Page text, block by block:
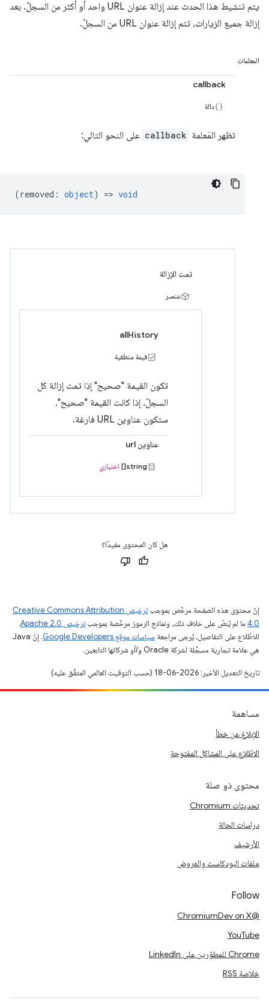
يتم تنشيط هذا الحدث عند إزالة عنوان URL واحد أو أكثر من السجلّ. بعد
إزالة جميع الزيارات، تتم إزالة عنوان URL من السجلّ.
المعلمات
callback
دالة
تظهر المَعلمة callback على النحو التالي:
(removed : object) => void
تمت الإزالة
عنصر
allHistory
قيمة منطقية
تكون القيمة "صحيح" إذا تمت إزالة كل
السجلّ. إذا كانت القيمة "صحيح"،
ستكون عناوين URL فارغة.
عناوين url
string[] اختياري
هل كان المحتوى مفيدًا؟
إنّ محتوى هذه الصفحة مرخّص بموجب
ترخيص Creative Commons Attribution
4.0‏ ما لم يُنصّ على خلاف ذلك، ونماذج الرموز مرخّصة بموجبترخيص Apache 2.0‏
.
للاطّلاع على التفاصيل، يُرجى مراجعة سياسات موقع Google Developers‏
. إنّ Java
هي علامة تجارية مسجَّلة لشركة Oracle و/أو شركائها التابعين.
تاريخ التعديل الأخير: 2026-06-18 (حسب التوقيت العالمي المتفَّق عليه)
مساهمة
الإبلاغ عن خطأ
الاطّلاع على المشاكل المفتوحة
محتوى ذو صلة
تحديثات Chromium
دراسات الحالة
الأرشيف
ملفات البودكاست والعروض
Follow
@ChromiumDev on X
YouTube
Chrome للمطوّرين على LinkedIn
خلاصة RSS